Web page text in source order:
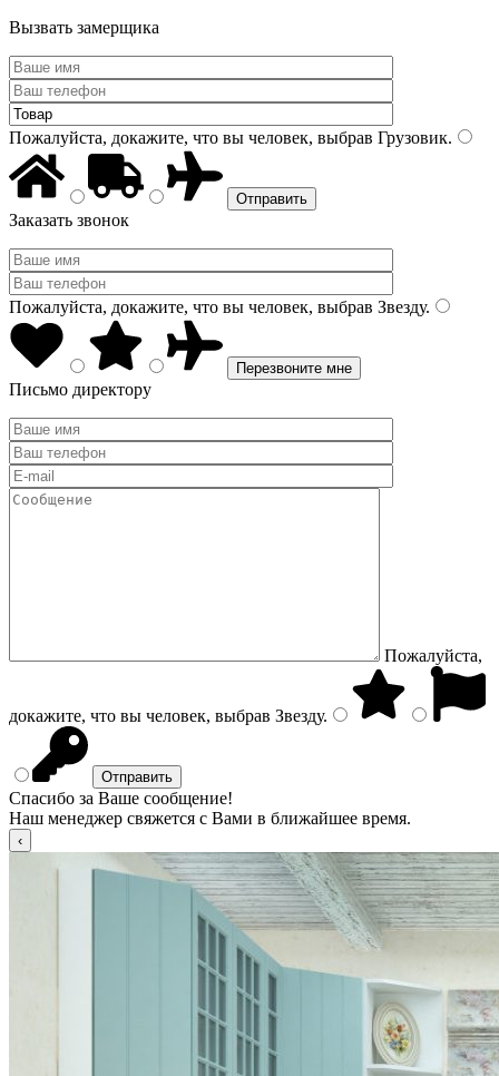
Вызвать замерщика
Пожалуйста, докажите, что вы человек, выбрав Грузовик.
Заказать звонок
Пожалуйста, докажите, что вы человек, выбрав Звезду.
Письмо директору
Пожалуйста,
докажите, что вы человек, выбрав Звезду.
Спасибо за Ваше сообщение!
Наш менеджер свяжется с Вами в ближайшее время.